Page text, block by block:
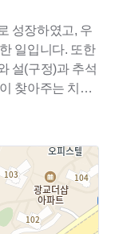
고 따뜻하게 응대
정말 즐겁게 다
로 만들어주실
정적인 마인드
하지 않고 계속
토 또는 일 휴
성장하였고, 우
입니다. 또한
설(구정)과 추석
찾아주는 치과
추가 근무도 다
은 직원분들이 식
담..그 부담이
일 내내 평일8시